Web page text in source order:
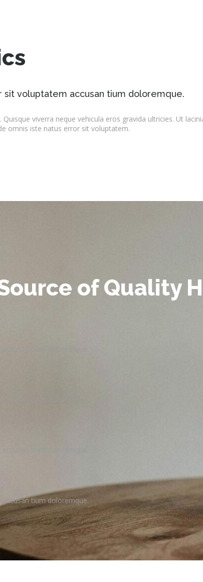
voluptatem accusan tium doloremque.
viverra neque vehicula eros gravida ultricies. Ut
omnis iste natus error sit voluptatem.
of Quality
tium doloremque.
tium doloremque.
tium doloremque.
tium doloremque.